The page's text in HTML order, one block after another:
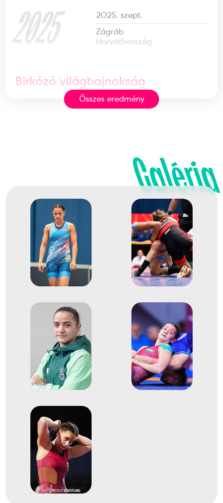
2025
2025. szept.
Zágráb
Horváthország
Birkózó világbajnokság
2023. szept.
Birkózás világbajnokság
Szabadfogású 59kg 12
2018
2018. okt.
női szabadfogású
világbajnokság
Szabadfogású 59kg
2025
Összes eredmény
Galéria